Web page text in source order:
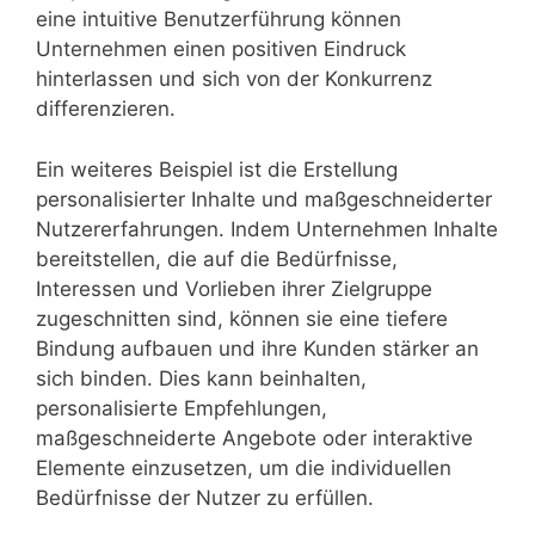
eine intuitive Benutzerführung können
Unternehmen einen positiven Eindruck
hinterlassen und sich von der Konkurrenz
differenzieren.
Ein weiteres Beispiel ist die Erstellung
personalisierter Inhalte und maßgeschneiderter
Nutzererfahrungen. Indem Unternehmen Inhalte
bereitstellen, die auf die Bedürfnisse,
Interessen und Vorlieben ihrer Zielgruppe
zugeschnitten sind, können sie eine tiefere
Bindung aufbauen und ihre Kunden stärker an
sich binden. Dies kann beinhalten,
personalisierte Empfehlungen,
maßgeschneiderte Angebote oder interaktive
Elemente einzusetzen, um die individuellen
Bedürfnisse der Nutzer zu erfüllen.